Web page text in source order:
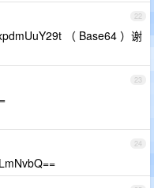
22
（ Base64 ）谢
23
24